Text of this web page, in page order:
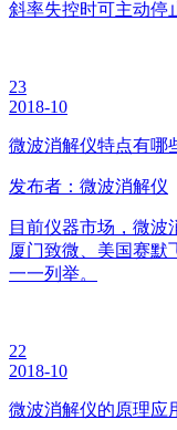
斜率失控时可主动停
23
2018-10
微波消解仪特点有哪
发布者：微波消解仪
目前仪器市场，微波
厦门致微、美国赛默
一一列举。
22
2018-10
微波消解仪的原理应